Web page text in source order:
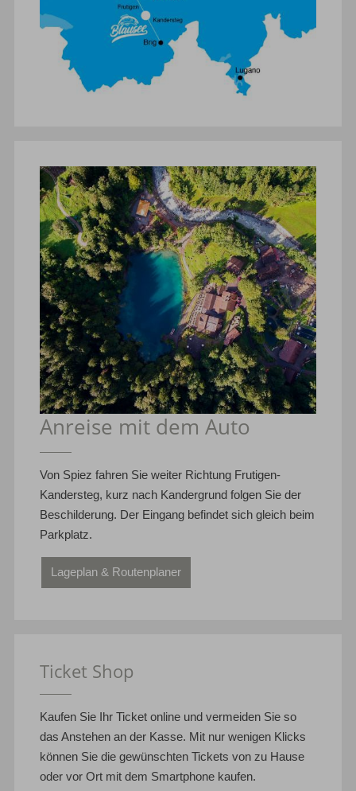
Anreise mit dem Auto
Von Spiez fahren Sie weiter Richtung Frutigen-
Kandersteg, kurz nach Kandergrund folgen Sie der
Beschilderung. Der Eingang befindet sich gleich beim
Parkplatz.
Lageplan & Routenplaner
Ticket Shop
Kaufen Sie Ihr Ticket online und vermeiden Sie so
das Anstehen an der Kasse. Mit nur wenigen Klicks
können Sie die gewünschten Tickets von zu Hause
oder vor Ort mit dem Smartphone kaufen.